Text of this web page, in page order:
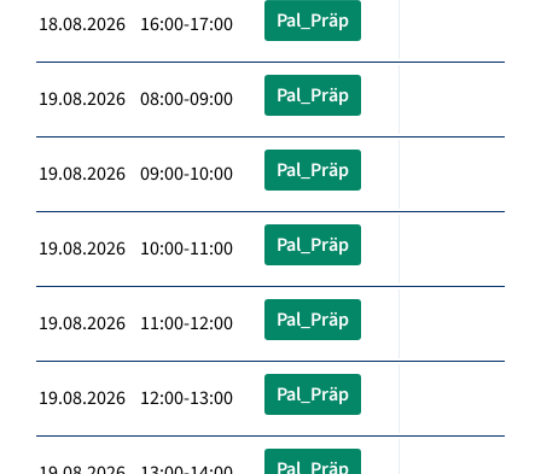
18.08.2026 16:00-17:00 Pal_Präp
19.08.2026 08:00-09:00 Pal_Präp
19.08.2026 09:00-10:00 Pal_Präp
19.08.2026 10:00-11:00 Pal_Präp
19.08.2026 11:00-12:00 Pal_Präp
19.08.2026 12:00-13:00 Pal_Präp